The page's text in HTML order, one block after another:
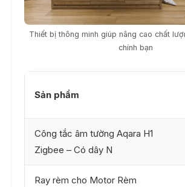
Thiết bị thông minh giúp nâng cao chất
chính bạn
Sản phẩm
Công tắc âm tường Aqara H1
Zigbee – Có dây N
Ray rèm cho Motor Rèm